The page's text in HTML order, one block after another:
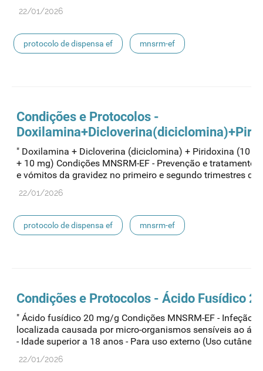
22/01/2026
protocolo de dispensa ef mnsrm-ef
Condições e Protocolos -
" Doxilamina + Dicloverina (diciclomina) + Piridoxina (10
+ 10 mg) Condições MNSRM-EF - Prevenção e tratamento
e vómitos da gravidez no primeiro e segundo trimestres
22/01/2026
protocolo de dispensa ef mnsrm-ef
Condições e Protocolos - Ácido Fusídico
" Ácido fusídico 20 mg/g Condições MNSRM-EF - Infeção
localizada causada por micro-organismos sensíveis ao
- Idade superior a 18 anos - Para uso externo (Uso cutâneo)
22/01/2026